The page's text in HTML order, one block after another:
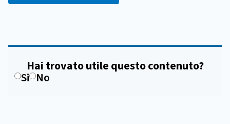
Hai trovato utile questo contenuto?
Si No